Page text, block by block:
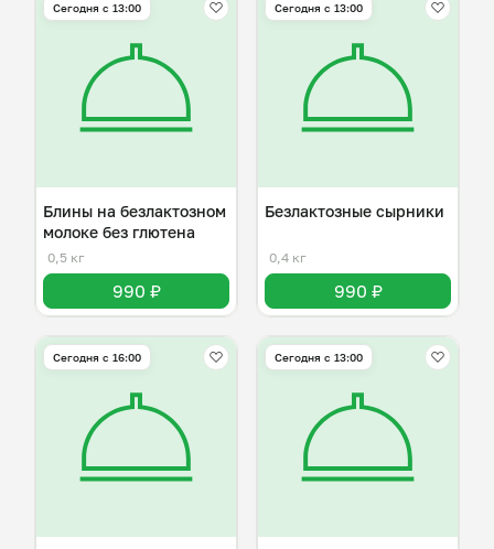
Сегодня с 13:00
Блины на безлактозном
молоке без глютена
0,5 кг
990 ₽
Сегодня с 13:00
Безлактозные сырники
0,4 кг
990 ₽
Сегодня с 16:00 Сегодня с 13:00